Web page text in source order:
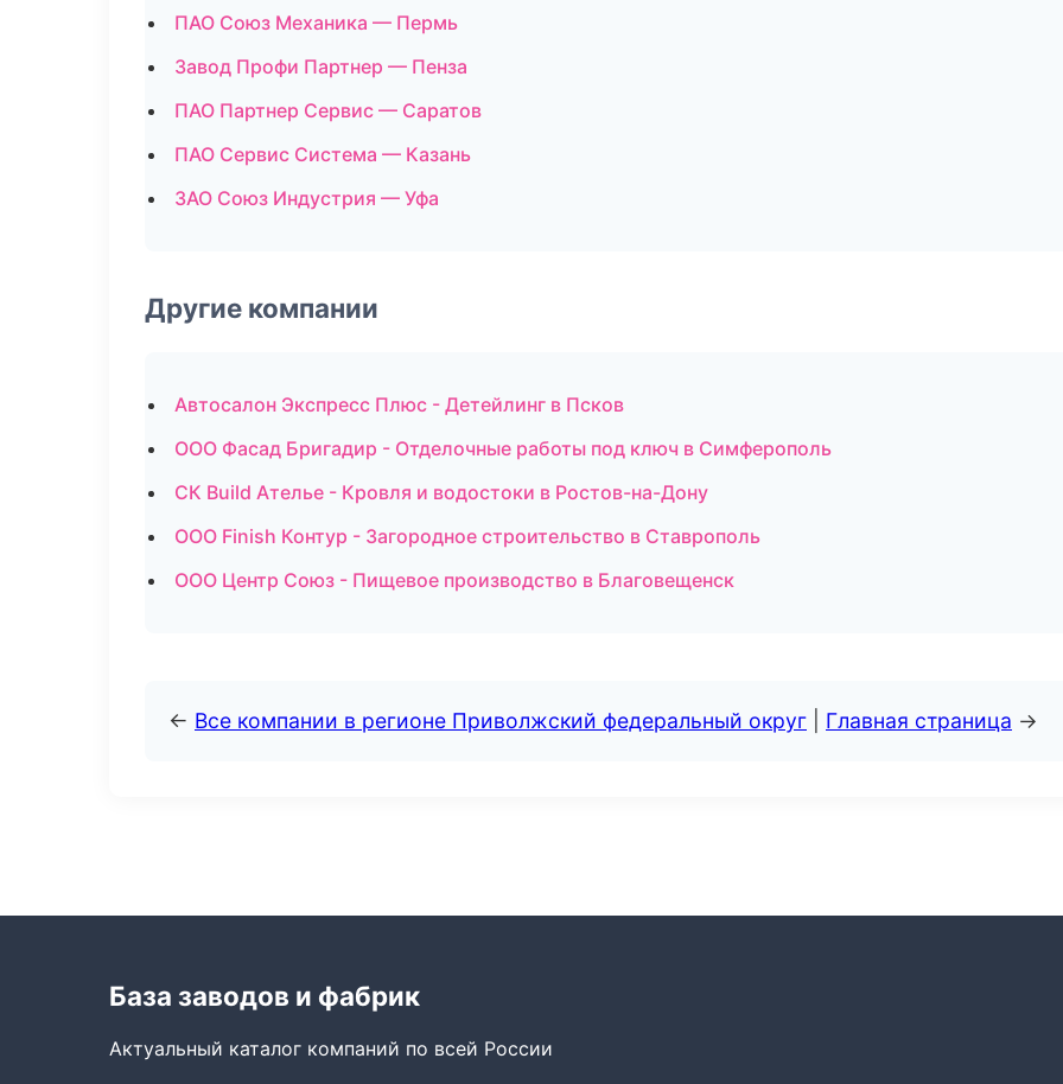
ПАО Союз Механика — Пермь
Завод Профи Партнер — Пенза
ПАО Партнер Сервис — Саратов
ПАО Сервис Система — Казань
ЗАО Союз Индустрия — Уфа
Другие компании
Автосалон Экспресс Плюс - Детейлинг в Псков
ООО Фасад Бригадир - Отделочные работы под ключ в Симферополь
СК Build Ателье - Кровля и водостоки в Ростов-на-Дону
ООО Finish Контур - Загородное строительство в Ставрополь
ООО Центр Союз - Пищевое производство в Благовещенск
← Все компании в регионе Приволжский федеральный округ Главная страница →
База заводов и фабрик
Актуальный каталог компаний по всей России